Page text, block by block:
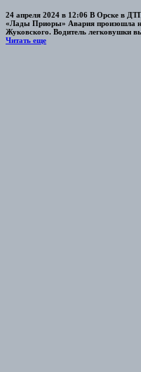
24 апреля 2024 в 12:06 В Орске в
«Лады Приоры» Авария произошла
Жуковского. Водитель легковушки
Читать еще